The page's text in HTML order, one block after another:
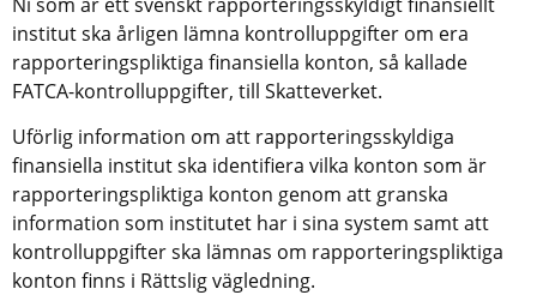
institut ska årligen lämna kontrolluppgifter om era
rapporteringspliktiga finansiella konton, så kallade
FATCA-kontrolluppgifter, till Skatteverket.
Uförlig information om att rapporteringsskyldiga
finansiella institut ska identifiera vilka konton som är
rapporteringspliktiga konton genom att granska
information som institutet har i sina system samt att
kontrolluppgifter ska lämnas om rapporteringspliktiga
konton finns i Rättslig vägledning.